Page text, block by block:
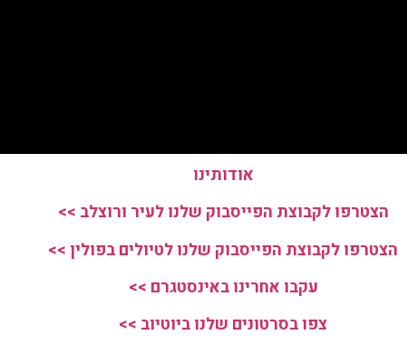
אודותינו
הצטרפו לקבוצת הפייסבוק שלנו לעיר ורוצלב >>
הצטרפו לקבוצת הפייסבוק שלנו לטיולים בפולין >>
עקבו אחרינו באינסטגרם >>
צפו בסרטונים שלנו ביוטיוב >>